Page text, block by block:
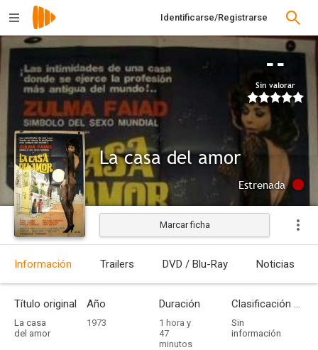
Identificarse/Registrarse
--
Sin valorar
La casa del amor
Estrenada
Marcar ficha
Información Trailers DVD / Blu-Ray Noticias
Título original
La casa
del amor
Año
1973
Duración
1 hora y
47
minutos
Clasificación por edades
Sin
información